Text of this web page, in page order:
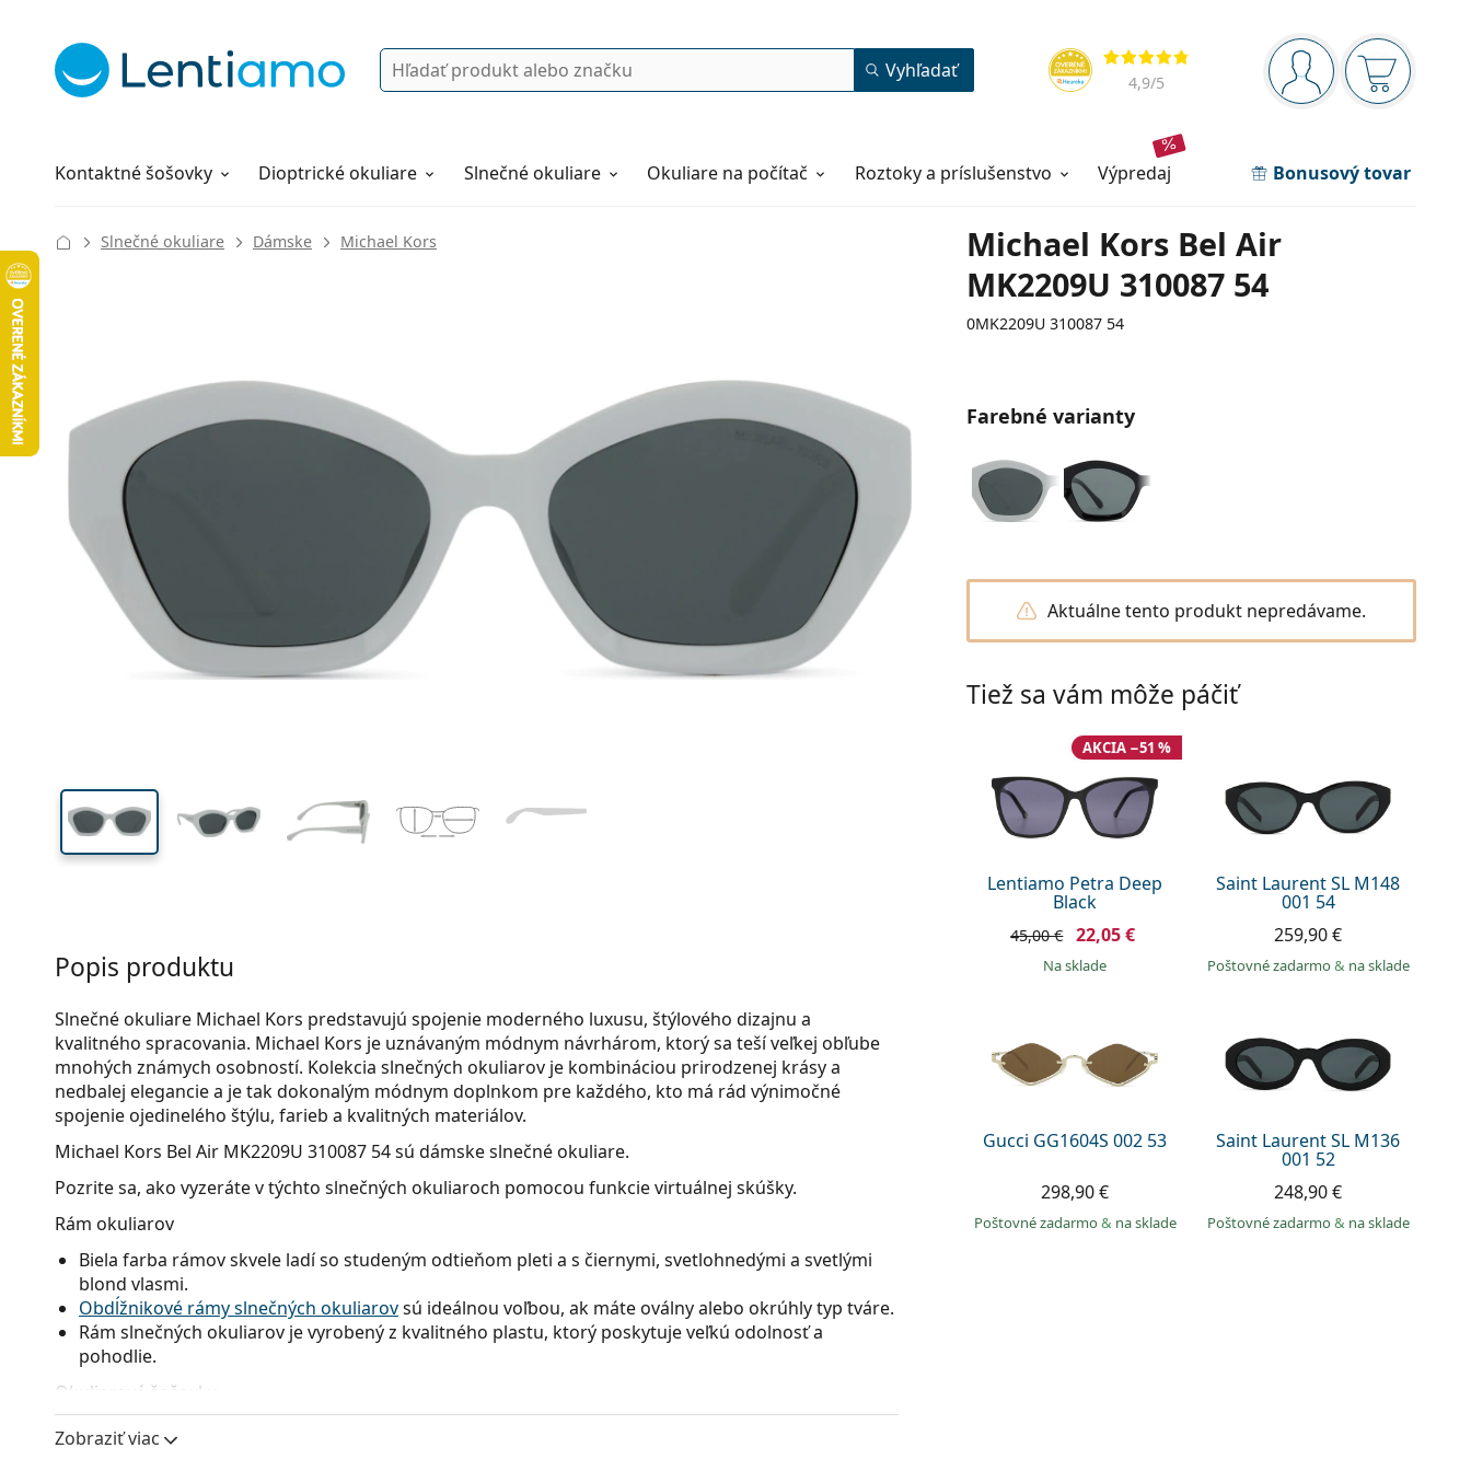
Navigačný panel
ste prihláseníNákupný
Hodnotenia
4,9/5
Vyhľadávanie Vyhľadať
Kontaktné šošovky
Roztoky Dioptrické okuliare Slnečné okuliare Okuliare na počítač Roztoky a príslušenstvo výpredaj Bonusový tovar
Všetko o nákupe
Michael Kors Bel Air
MK2209U 310087 54
0MK2209U 310087 54
Slnečné okuliare Dámske Michael Kors
39 mm
Výška očnice
54 mm
Šírka očnice
18
Šírka
mostíka
Farebné varianty
Aktuálne tento produkt nepredávame.
Tiež sa vám môže páčiť
Lentiamo Petra Deep
Black
AKCIA −51 %
45,00 € 22,05 €
na sklade
Saint Laurent SL M148
001 54
259,90 €
Poštovné zadarmo& na sklade
Gucci GG1604S 002 53
298,90 €
Poštovné zadarmo& na sklade
Saint Laurent SL M136
001 52
248,90 €
Poštovné zadarmo& na sklade
Popis produktu
Slnečné okuliare Michael Kors predstavujú spojenie moderného luxusu, štýlového dizajnu a
kvalitného spracovania. Michael Kors je uznávaným módnym návrhárom, ktorý sa teší veľkej obľube
mnohých známych osobností. Kolekcia slnečných okuliarov je kombináciou prirodzenej krásy a
nedbalej elegancie a je tak dokonalým módnym doplnkom pre každého, kto má rád výnimočné
spojenie ojedinelého štýlu, farieb a kvalitných materiálov.
Michael Kors Bel Air MK2209U 310087 54sú dámske slnečné okuliare.
Pozrite sa, ako vyzeráte v týchto slnečných okuliaroch pomocou funkcie virtuálnej skúšky.
Rám okuliarov
Biela farba rámov skvele ladí so studeným odtieňom pleti a s čiernymi, svetlohnedými a svetlými
blond vlasmi.
Obdĺžnikové rámy slnečných okuliarovsú ideálnou voľbou, ak máte oválny alebo okrúhly typ tváre.
Rám slnečných okuliarov je vyrobený z kvalitného plastu, ktorý poskytuje veľkú odolnosť a
pohodlie.
Okuliarové šošovky
Sivé sklá okuliarov zmierňujú intenzitu svetla a sú skvelá pre oči, pretože neovplyvňujú kontrast ani
neskresľujú farby.
Zobraziť viac